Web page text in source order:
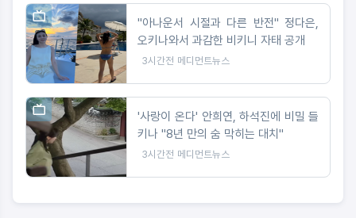
"아나운서 시절과 다른 반전" 정다은,
오키나와서 과감한 비키니 자태 공개
3시간전 메디먼트뉴스
'사랑이 온다' 안희연, 하석진에 비밀 들
키나 "8년 만의 숨 막히는 대치"
3시간전 메디먼트뉴스